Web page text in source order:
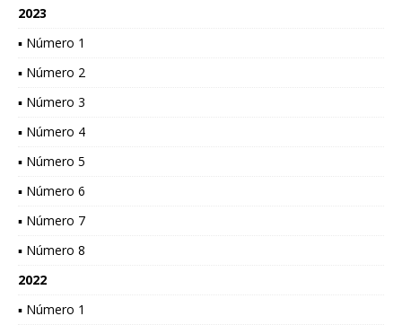
2023
▪ Número 1
▪ Número 2
▪ Número 3
▪ Número 4
▪ Número 5
▪ Número 6
▪ Número 7
▪ Número 8
2022
▪ Número 1